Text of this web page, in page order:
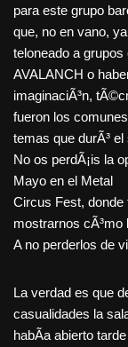
para este grupo
que, no en vano,
teloneado a grupos
AVALANCH o
imaginaciÃ³n,
fueron los
temas que durÃ³ el
No os perdÃ¡is la
Mayo en el Metal
Circus Fest, donde
mostrarnos cÃ³mo
A no perderlos de
La verdad es que
casualidades la
habÃ­a abierto